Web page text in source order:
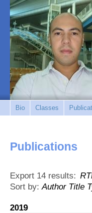
Bio Classes
Publications
Export 14 results:
Sort by:Author Title
2019